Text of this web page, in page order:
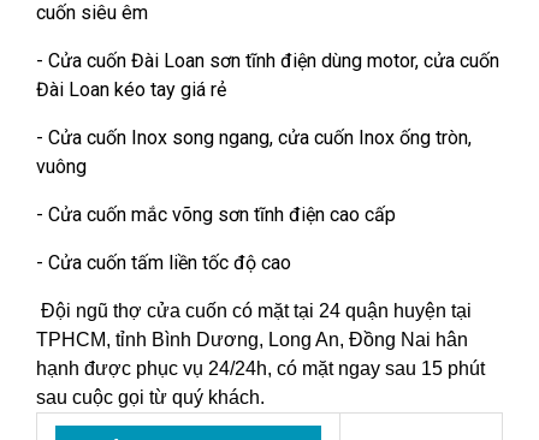
cuốn siêu êm
- Cửa cuốn Đài Loan sơn tĩnh điện dùng motor, cửa cuốn
Đài Loan kéo tay giá rẻ
- Cửa cuốn Inox song ngang, cửa cuốn Inox ống tròn,
vuông
- Cửa cuốn mắc võng sơn tĩnh điện cao cấp
- Cửa cuốn tấm liền tốc độ cao
Đội ngũ thợ cửa cuốn có mặt tại 24 quận huyện tại
TPHCM, tỉnh Bình Dương, Long An, Đồng Nai hân
hạnh được phục vụ 24/24h, có mặt ngay sau 15 phút
sau cuộc gọi từ quý khách.